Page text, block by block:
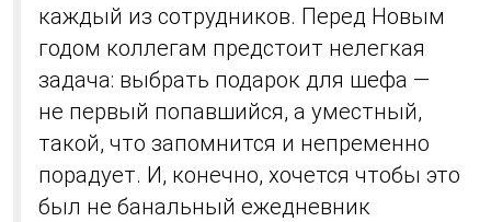
каждый из сотрудников. Перед Новым
годом коллегам предстоит нелегкая
задача: выбрать подарок для шефа —
не первый попавшийся, а уместный,
такой, что запомнится и непременно
порадует. И, конечно, хочется чтобы это
был не банальный ежедневник